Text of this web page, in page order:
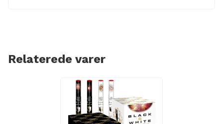
Relaterede varer